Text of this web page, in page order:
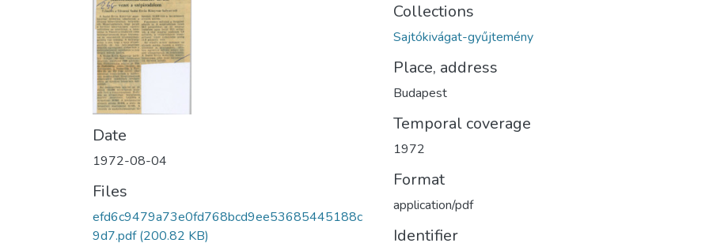
Date
1972-08-04
Files
efd6c9479a73e0fd768bcd9ee53685445188c
9d7.pdf(200.82 KB)
Collections
Sajtókivágat-gyűjtemény
Place, address
Budapest
Temporal coverage
1972
Format
application/pdf
Identifier